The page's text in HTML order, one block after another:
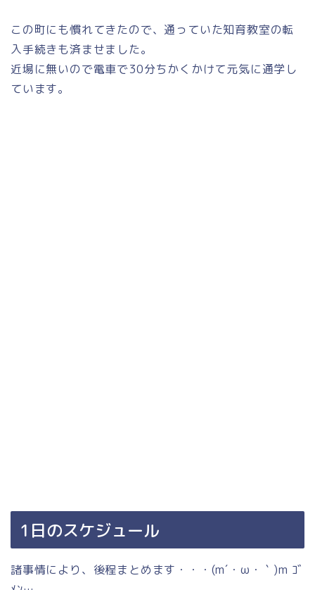
この町にも慣れてきたので、通っていた知育教室の転
入手続きも済ませました。
近場に無いので電車で30分ちかくかけて元気に通学し
ています。
1日のスケジュール
諸事情により、後程まとめます・・・(m´・ω・｀)m ｺﾞ